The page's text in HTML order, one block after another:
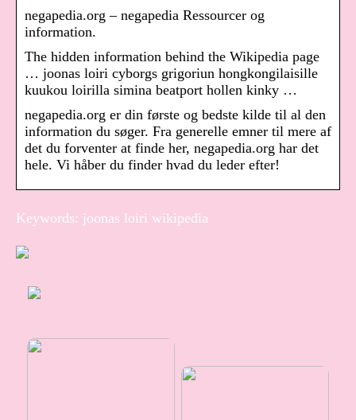
negapedia.org – negapedia Ressourcer og
information.
The hidden information behind the Wikipedia page
… joonas loiri cyborgs grigoriun hongkongilaisille
kuukou loirilla simina beatport hollen kinky …
negapedia.org er din første og bedste kilde til al den
information du søger. Fra generelle emner til mere af
det du forventer at finde her, negapedia.org har det
hele. Vi håber du finder hvad du leder efter!
Keywords: joonas loiri wikipedia